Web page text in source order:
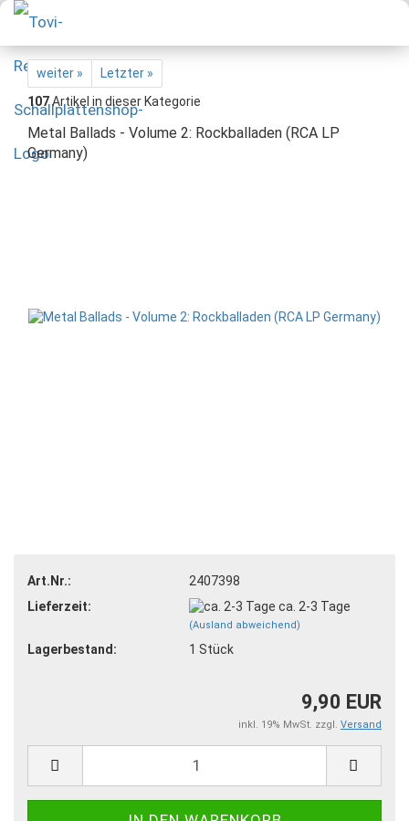
weiter »
Letzter »
107Artikel in dieser Kategorie
Metal Ballads - Volume 2: Rockballaden (RCA LP
Germany)
Art.Nr.:
2407398
Lieferzeit:
ca. 2-3 Tage
(Ausland abweichend)
Lagerbestand: 1 Stück
9,90 EUR
inkl. 19% MwSt. zzgl. Versand